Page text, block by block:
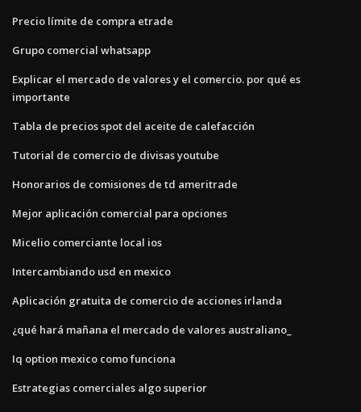
Precio límite de compra etrade
Grupo comercial whatsapp
Explicar el mercado de valores y el comercio. por qué es
importante
Tabla de precios spot del aceite de calefacción
Tutorial de comercio de divisas youtube
Honorarios de comisiones de td ameritrade
Mejor aplicación comercial para opciones
Micelio comerciante local ios
Intercambiando usd en mexico
Aplicación gratuita de comercio de acciones irlanda
¿qué hará mañana el mercado de valores australiano_
Iq option mexico como funciona
Estrategias comerciales algo superior